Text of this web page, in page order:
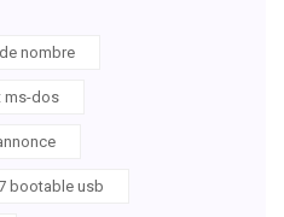
nombre
ms-dos
bootable usb